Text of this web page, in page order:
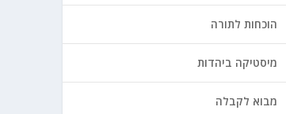
הוכחות לתורה
מיסטיקה ביהדות
מבוא לקבלה